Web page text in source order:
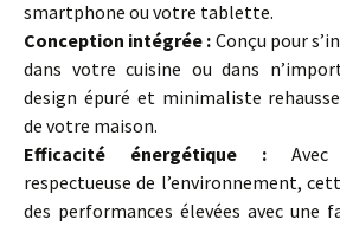
smartphone ou votre tablette.
Conception intégrée : Conçu pour
dans votre cuisine ou dans
design épuré et minimaliste
de votre maison.
Efficacité énergétique :
respectueuse de l’environnement,
des performances élevées avec une